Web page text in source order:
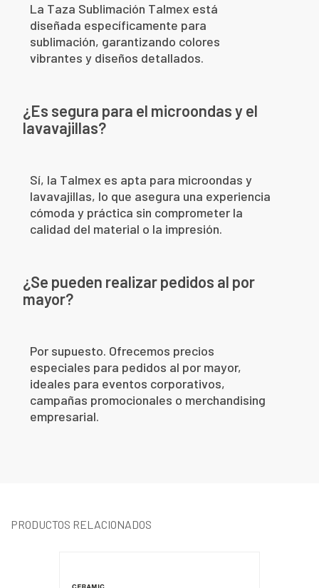
La Taza Sublimación Talmex está
diseñada específicamente para
sublimación, garantizando colores
vibrantes y diseños detallados.
¿Es segura para el microondas y el
lavavajillas?
Sí, la Talmex es apta para microondas y
lavavajillas, lo que asegura una experiencia
cómoda y práctica sin comprometer la
calidad del material o la impresión.
¿Se pueden realizar pedidos al por
mayor?
Por supuesto. Ofrecemos precios
especiales para pedidos al por mayor,
ideales para eventos corporativos,
campañas promocionales o merchandising
empresarial.
PRODUCTOS RELACIONADOS